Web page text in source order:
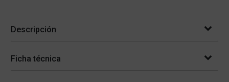
Descripción
Ficha técnica